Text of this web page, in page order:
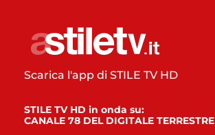
Scarica l'app di STILE TV HD
STILE TV HD in onda su:
CANALE 78 DEL DIGITALE TERRESTRE